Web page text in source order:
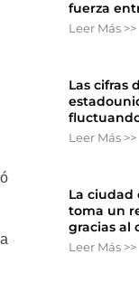
fuerza
Leer Más >>
Las cifras
Leer Más >>
La ciudad
toma un
gracias al
Leer Más >>